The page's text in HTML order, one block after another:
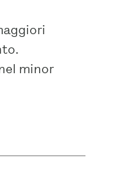
minor